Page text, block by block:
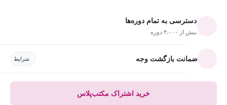
دسترسی به تمام دوره‌ها
بیش از ۴،۰۰۰ دوره
ضمانت بازگشت وجه شرایط
خرید اشتراک مکتب‌پلاس